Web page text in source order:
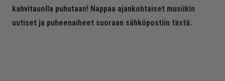
kahvitauolla puhutaan! Nappaa ajankohtaiset musiikin
uutiset ja puheenaiheet suoraan sähköpostiin tästä.